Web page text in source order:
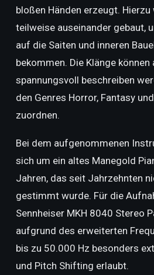
bloßen Händen erzeugt.
teilweise auseinander gebaut,
auf die Saiten und inneren
bekommen. Die Klänge
spannungsvoll beschreiben
den Genres Horror, Fantasy
zuordnen.
Bei dem aufgenommenen
sich um ein altes Manegold
Jahren, das seit Jahrzehnten
gestimmt wurde. Für die
Sennheiser MKH 8040 Stereo
aufgrund des erweiterten
bis zu 50.000 Hz besonders
und Pitch Shifting erlaubt.